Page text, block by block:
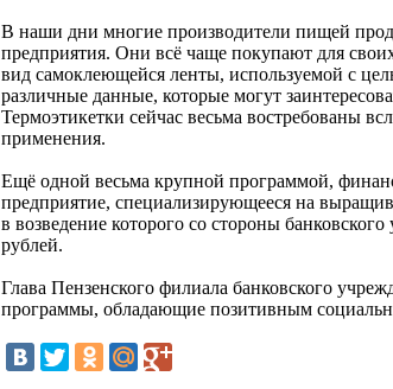
В наши дни многие производители пищей
предприятия. Они всё чаще покупают для
вид самоклеющейся ленты, используемой с
различные данные, которые могут
Термоэтикетки сейчас весьма востребованы
применения.
Ещё одной весьма крупной программой,
предприятие, специализирующееся на
в возведение которого со стороны
рублей.
Глава Пензенского филиала банковского
программы, обладающие позитивным